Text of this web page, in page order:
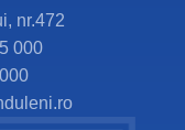
nr.472
000